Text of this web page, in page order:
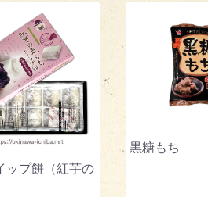
ップ餅（紅芋の
黒糖もち